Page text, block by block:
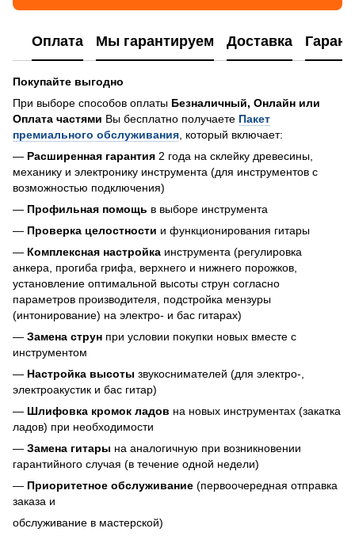
Оплата Мы гарантируем Доставка
Покупайте выгодно
При выборе способов оплаты Безналичный, Онлайн или
Оплата частями Вы бесплатно получаете Пакет
премиального обслуживания , который включает:
— Расширенная гарантия 2 года на склейку древесины,
механику и электронику инструмента (для инструментов с
возможностью подключения)
— Профильная помощь в выборе инструмента
— Проверка целостности и функционирования гитары
— Комплексная настройка инструмента (регулировка
анкера, прогиба грифа, верхнего и нижнего порожков,
установление оптимальной высоты струн согласно
параметров производителя, подстройка мензуры
(интонирование) на электро- и бас гитарах)
— Замена струн при условии покупки новых вместе с
инструментом
— Настройка высоты звукоснимателей (для электро-,
электроакустик и бас гитар)
— Шлифовка кромок ладов на новых инструментах (закатка
ладов) при необходимости
— Замена гитары на аналогичную при возникновении
гарантийного случая (в течение одной недели)
— Приоритетное обслуживание (первоочередная отправка
заказа и
обслуживание в мастерской)